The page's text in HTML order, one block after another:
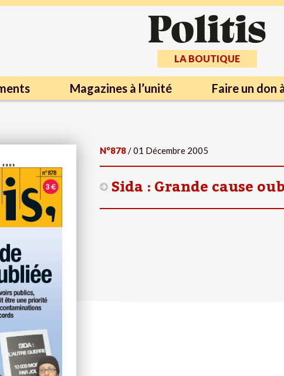
LA BOUTIQUE
Magazines à l’unité Faire un don
N°878/ 01 Décembre 2005
Sida : Grande cause